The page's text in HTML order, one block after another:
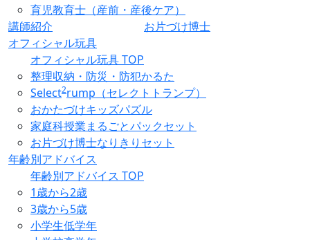
育児教育士（産前・産後ケア）
講師紹介
お片づけ博士
オフィシャル玩具
オフィシャル玩具 TOP
整理収納・防災・防犯かるた
Select2rump（セレクトトランプ）
おかたづけキッズパズル
家庭科授業まるごとパックセット
お片づけ博士なりきりセット
年齢別アドバイス
年齢別アドバイス TOP
1歳から2歳
3歳から5歳
小学生低学年